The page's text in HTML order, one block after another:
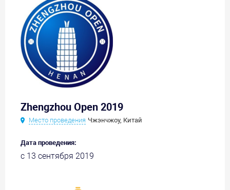
Zhengzhou Open 2019
Место проведения Чжэнчжоу, Китай
Дата проведения:
с 13 сентября 2019